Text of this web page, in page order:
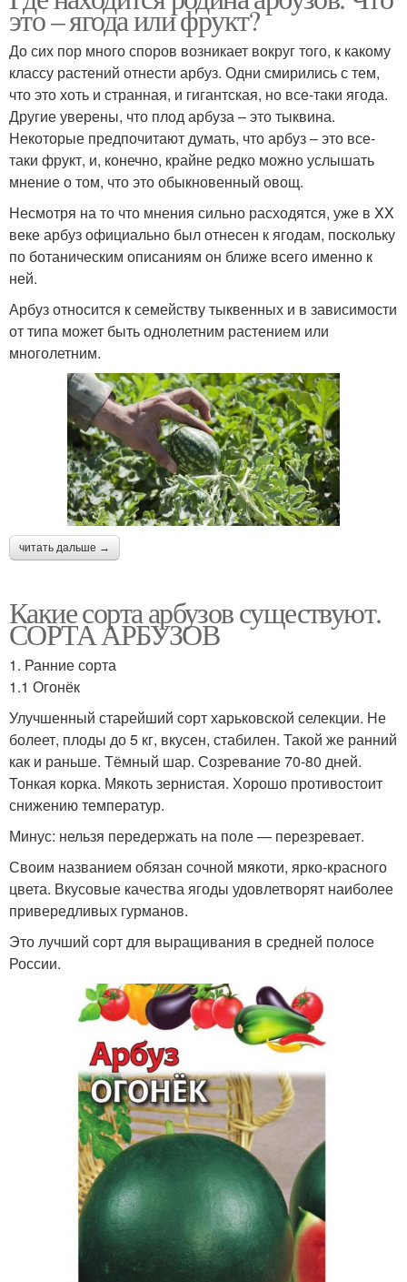
это – ягода или фрукт?
До сих пор много споров возникает вокруг того, к какому
классу растений отнести арбуз. Одни смирились с тем,
что это хоть и странная, и гигантская, но все-таки ягода.
Другие уверены, что плод арбуза – это тыквина.
Некоторые предпочитают думать, что арбуз – это все-
таки фрукт, и, конечно, крайне редко можно услышать
мнение о том, что это обыкновенный овощ.
Несмотря на то что мнения сильно расходятся, уже в XX
веке арбуз официально был отнесен к ягодам, поскольку
по ботаническим описаниям он ближе всего именно к
ней.
Арбуз относится к семейству тыквенных и в зависимости
от типа может быть однолетним растением или
многолетним.
читать дальше →
Какие сорта арбузов существуют.
СОРТА АРБУЗОВ
1. Ранние сорта
1.1 Огонёк
Улучшенный старейший сорт харьковской селекции. Не
болеет, плоды до 5 кг, вкусен, стабилен. Такой же ранний
как и раньше. Тёмный шар. Созревание 70-80 дней.
Тонкая корка. Мякоть зернистая. Хорошо противостоит
снижению температур.
Минус: нельзя передержать на поле — перезревает.
Своим названием обязан сочной мякоти, ярко-красного
цвета. Вкусовые качества ягоды удовлетворят наиболее
привередливых гурманов.
Это лучший сорт для выращивания в средней полосе
России.